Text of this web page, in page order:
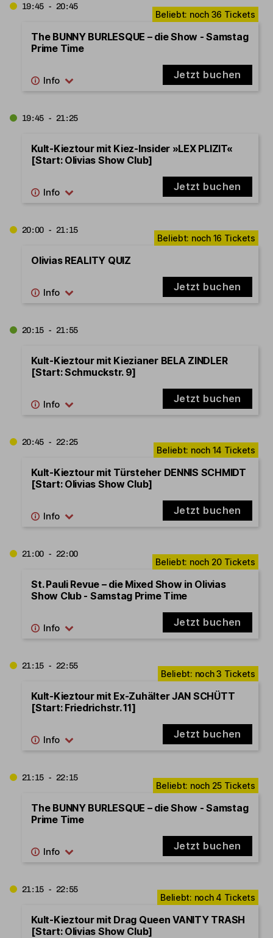
19:45 - 20:45
The BUNNY BURLESQUE – die Show - Samstag
Prime Time
Jetzt buchen
19:45 - 21:25
Kult-Kieztour mit Kiez-Insider »LEX PLIZIT«
[Start: Olivias Show Club]
Jetzt buchen
20:00 - 21:15
Olivias REALITY QUIZ
Jetzt buchen
20:15 - 21:55
Kult-Kieztour mit Kiezianer BELA ZINDLER
[Start: Schmuckstr. 9]
Jetzt buchen
20:45 - 22:25
Kult-Kieztour mit Türsteher DENNIS SCHMIDT
[Start: Olivias Show Club]
Jetzt buchen
21:00 - 22:00
St. Pauli Revue – die Mixed Show in Olivias
Show Club - Samstag Prime Time
Jetzt buchen
21:15 - 22:55
Kult-Kieztour mit Ex-Zuhälter JAN SCHÜTT
[Start: Friedrichstr. 11]
Jetzt buchen
21:15 - 22:15
The BUNNY BURLESQUE – die Show - Samstag
Prime Time
Jetzt buchen
21:15 - 22:55
Kult-Kieztour mit Drag Queen VANITY TRASH
[Start: Olivias Show Club]